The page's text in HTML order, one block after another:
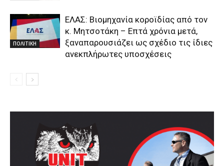
ΠΟΛΙΤΙΚΗ
ΕΛΑΣ: Βιομηχανία κοροϊδίας από τον
κ. Μητσοτάκη – Επτά χρόνια μετά,
ξαναπαρουσιάζει ως σχέδιο τις ίδιες
ανεκπλήρωτες υποσχέσεις